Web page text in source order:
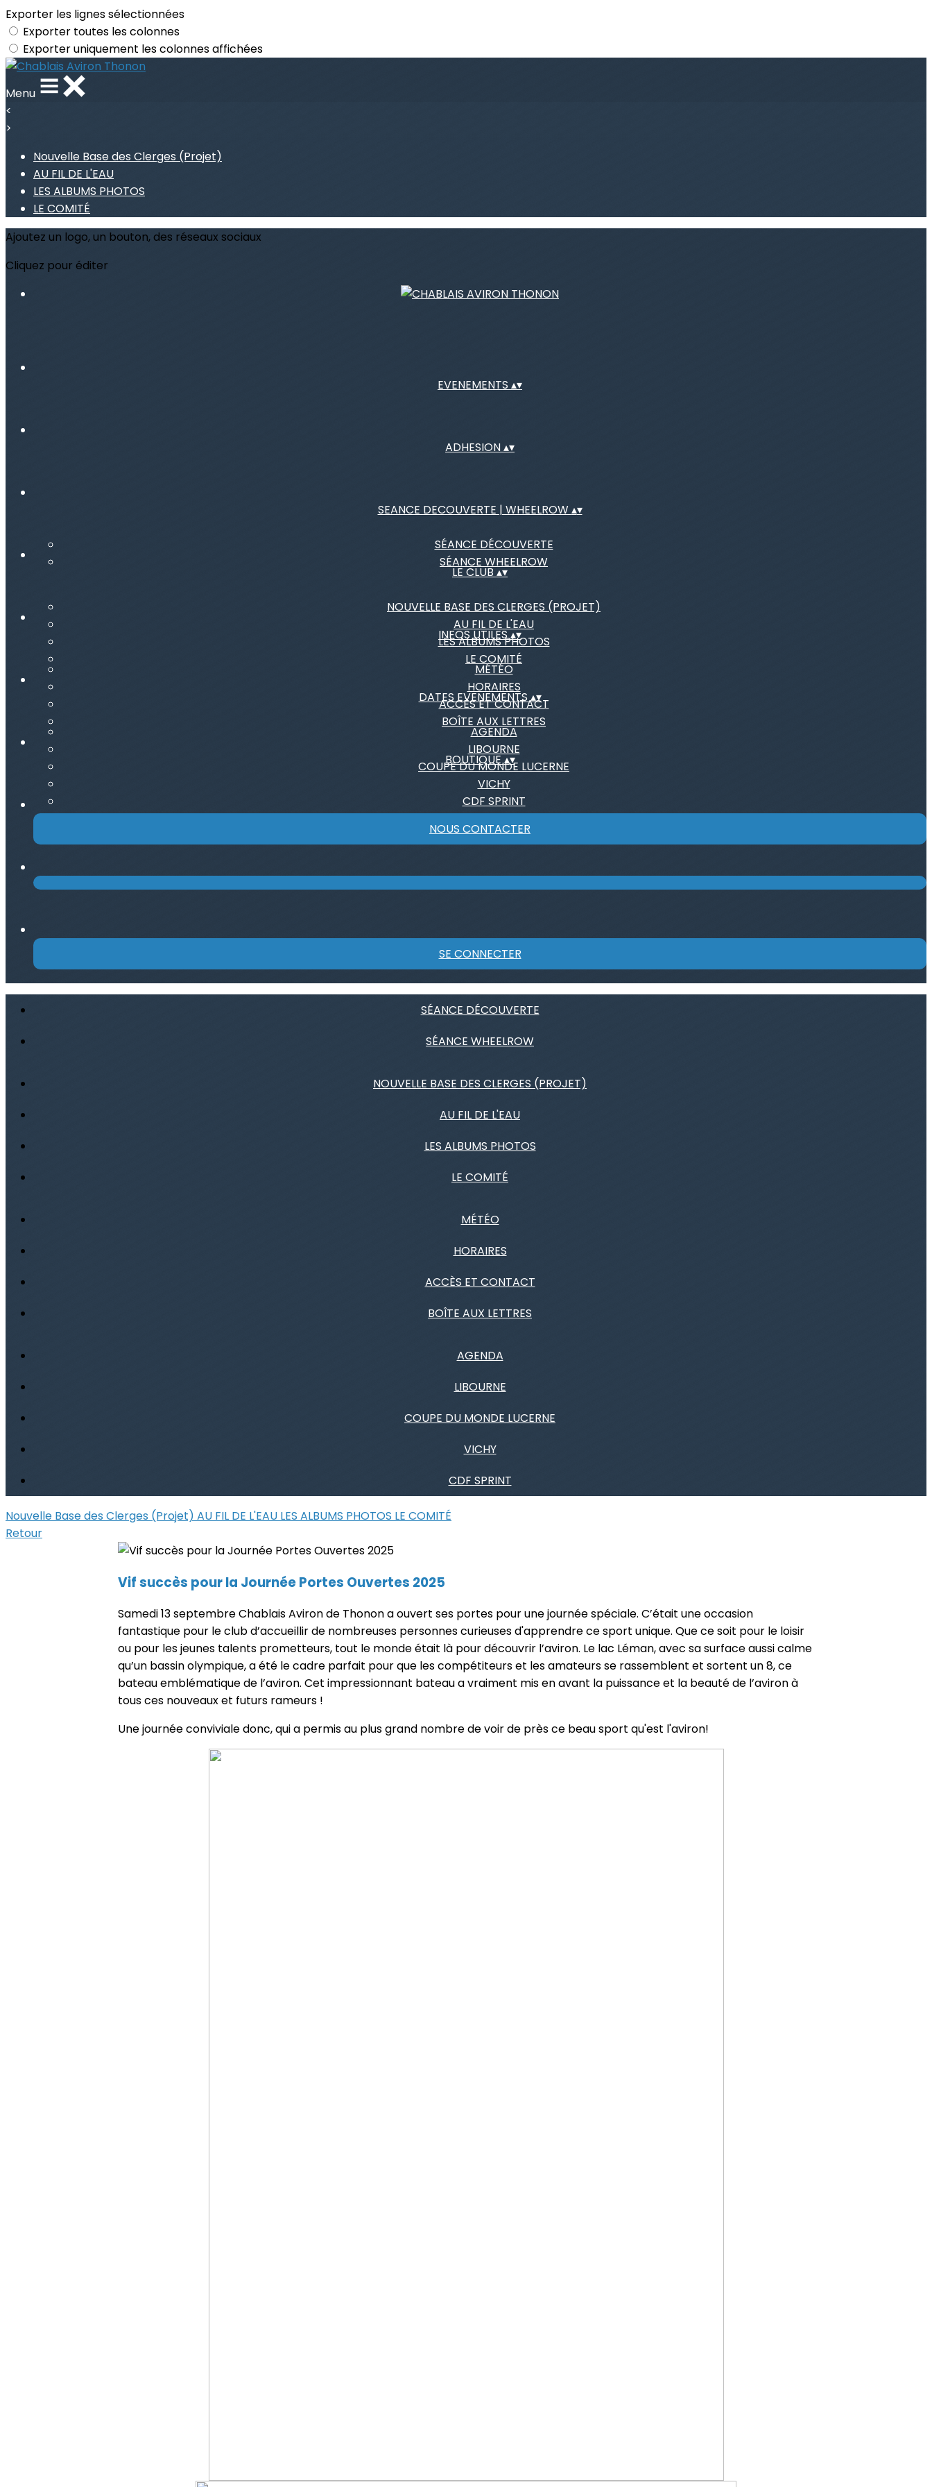
Exporter les lignes sélectionnées
Exporter toutes les colonnes
Exporter uniquement les colonnes affichées
Menu
<
>
Nouvelle Base des Clerges (Projet)
AU FIL DE L'EAU
LES ALBUMS PHOTOS
LE COMITÉ
Ajoutez un logo, un bouton, des réseaux sociaux
Cliquez pour éditer
EVENEMENTS ▴▾
ADHESION▴▾
SEANCE DECOUVERTE | WHEELROW ▴▾
SÉANCE DÉCOUVERTE
SÉANCE WHEELROW
LE CLUB▴▾
NOUVELLE BASE DES CLERGES (PROJET)
AU FIL DE L'EAU
LES ALBUMS PHOTOS
LE COMITÉ
INFOS UTILES▴▾
MÉTÉO
HORAIRES
ACCÈS ET CONTACT
BOÎTE AUX LETTRES
DATES EVENEMENTS▴▾
AGENDA
LIBOURNE
COUPE DU MONDE LUCERNE
VICHY
CDF SPRINT
BOUTIQUE▴▾
NOUS CONTACTER
SE CONNECTER
SÉANCE DÉCOUVERTE
SÉANCE WHEELROW
NOUVELLE BASE DES CLERGES (PROJET)
AU FIL DE L'EAU
LES ALBUMS PHOTOS
LE COMITÉ
MÉTÉO
HORAIRES
ACCÈS ET CONTACT
BOÎTE AUX LETTRES
AGENDA
LIBOURNE
COUPE DU MONDE LUCERNE
VICHY
CDF SPRINT
Nouvelle Base des Clerges (Projet) AU FIL DE L'EAU LES ALBUMS PHOTOS LE COMITÉ
Retour
Vif succès pour la Journée Portes Ouvertes 2025
Samedi 13 septembre Chablais Aviron de Thonon a ouvert ses portes pour une journée spéciale. C’était une occasion
fantastique pour le club d’accueillir de nombreuses personnes curieuses d'apprendre ce sport unique. Que ce soit pour le loisir
ou pour les jeunes talents prometteurs, tout le monde était là pour découvrir l’aviron. Le lac Léman, avec sa surface aussi calme
qu’un bassin olympique, a été le cadre parfait pour que les compétiteurs et les amateurs se rassemblent et sortent un 8, ce
bateau emblématique de l’aviron. Cet impressionnant bateau a vraiment mis en avant la puissance et la beauté de l’aviron à
tous ces nouveaux et futurs rameurs !
Une journée conviviale donc, qui a permis au plus grand nombre de voir de près ce beau sport qu'est l'aviron!